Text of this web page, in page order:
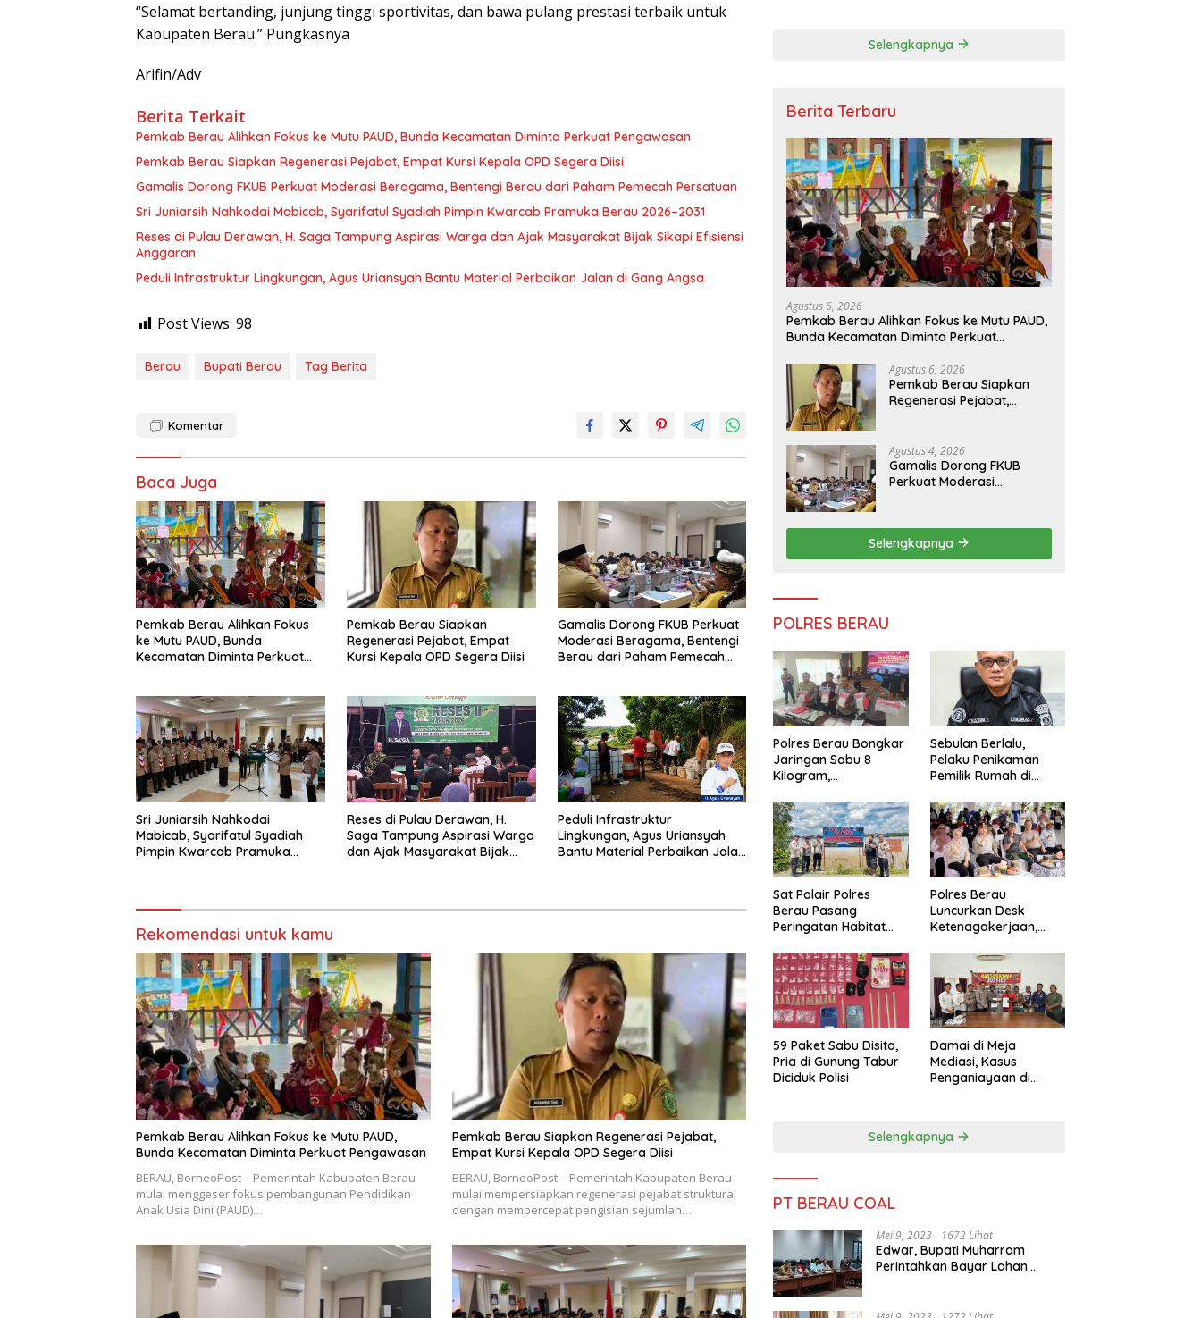
“Selamat bertanding, junjung tinggi sportivitas, dan bawa pulang prestasi terbaik untuk
Kabupaten Berau.” Pungkasnya
Arifin/Adv
Berita Terkait
Pemkab Berau Alihkan Fokus ke Mutu PAUD, Bunda Kecamatan Diminta Perkuat Pengawasan
Pemkab Berau Siapkan Regenerasi Pejabat, Empat Kursi Kepala OPD Segera Diisi
Gamalis Dorong FKUB Perkuat Moderasi Beragama, Bentengi Berau dari Paham Pemecah Persatuan
Sri Juniarsih Nahkodai Mabicab, Syarifatul Syadiah Pimpin Kwarcab Pramuka Berau 2026–2031
Reses di Pulau Derawan, H. Saga Tampung Aspirasi Warga dan Ajak Masyarakat Bijak Sikapi Efisiensi
Anggaran
Peduli Infrastruktur Lingkungan, Agus Uriansyah Bantu Material Perbaikan Jalan di Gang Angsa
Post Views: 98
Berau Bupati Berau Tag Berita
Komentar
Baca Juga
Pemkab Berau Alihkan Fokus
ke Mutu PAUD, Bunda
Kecamatan Diminta Perkuat
Pemkab Berau Siapkan
Regenerasi Pejabat, Empat
Kursi Kepala OPD Segera Diisi
Gamalis Dorong FKUB Perkuat
Moderasi Beragama, Bentengi
Berau dari Paham Pemecah
Sri Juniarsih Nahkodai
Mabicab, Syarifatul Syadiah
Pimpin Kwarcab Pramuka
Reses di Pulau Derawan, H.
Saga Tampung Aspirasi Warga
dan Ajak Masyarakat Bijak
Peduli Infrastruktur
Lingkungan, Agus Uriansyah
Bantu Material Perbaikan Jalan
Rekomendasi untuk kamu
Pemkab Berau Alihkan Fokus ke Mutu PAUD,
Bunda Kecamatan Diminta Perkuat Pengawasan
BERAU, BorneoPost – Pemerintah Kabupaten Berau
mulai menggeser fokus pembangunan Pendidikan
Anak Usia Dini (PAUD)…
Pemkab Berau Siapkan Regenerasi Pejabat,
Empat Kursi Kepala OPD Segera Diisi
BERAU, BorneoPost – Pemerintah Kabupaten Berau
mulai mempersiapkan regenerasi pejabat struktural
dengan mempercepat pengisian sejumlah…
Selengkapnya
Berita Terbaru
Agustus 6, 2026
Pemkab Berau Alihkan Fokus ke Mutu PAUD,
Bunda Kecamatan Diminta Perkuat
Agustus 6, 2026
Pemkab Berau Siapkan
Regenerasi Pejabat,
Agustus 4, 2026
Gamalis Dorong FKUB
Perkuat Moderasi
Persatuan
Selengkapnya
POLRES BERAU
Polres Berau Bongkar
Jaringan Sabu 8
Kilogram,
dari Dalam Lapas
Tarakan
Sebulan Berlalu,
Pelaku Penikaman
Pemilik Rumah di
Diburu Polisi
Sat Polair Polres
Berau Pasang
Peringatan Habitat
Polres Berau
Luncurkan Desk
Ketenagakerjaan,
Didorong Tuntas
Lewat Mediasi
59 Paket Sabu Disita,
Pria di Gunung Tabur
Diciduk Polisi
Damai di Meja
Mediasi, Kasus
Penganiayaan di
Selengkapnya
PT BERAU COAL
Mei 9, 2023 1672 Lihat
Edwar, Bupati Muharram
Perintahkan Bayar Lahan